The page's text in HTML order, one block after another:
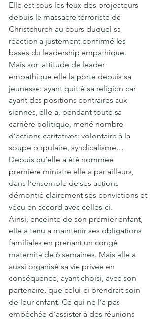
Elle est sous les feux des projecteurs
depuis le massacre terroriste de
Christchurch au cours duquel sa
réaction a justement confirmé les
bases du leadership empathique.
Mais son attitude de leader
empathique elle la porte depuis sa
jeunesse: ayant quitté sa religion car
ayant des positions contraires aux
siennes, elle a, pendant toute sa
carrière politique, mené nombre
d’actions caritatives: volontaire à la
soupe populaire, syndicalisme…
Depuis qu’elle a été nommée
première ministre elle a par ailleurs,
dans l’ensemble de ses actions
démontré clairement ses convictions et
vécu en accord avec celles-ci.
Ainsi, enceinte de son premier enfant,
elle a tenu a maintenir ses obligations
familiales en prenant un congé
maternité de 6 semaines. Mais elle a
aussi organisé sa vie privée en
conséquence, ayant choisi, avec son
partenaire, que celui-ci prendrait soin
de leur enfant. Ce qui ne l’a pas
empêchée d’assister à des réunions